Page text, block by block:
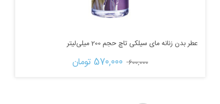
عطر بدن زنانه مای سیلکی تاچ حجم 200 میلی‌لیتر
600,000 قیمت
570,000 تومان